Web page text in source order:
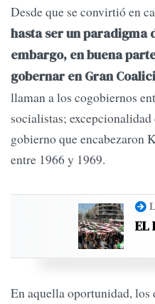
Desde que se convirtió en
hasta ser un paradigma
embargo, en buena
gobernar en Gran
llaman a los cogobiernos
socialistas;
gobierno que
entre 1966 y 1969.
EL
En aquella oportunidad, los